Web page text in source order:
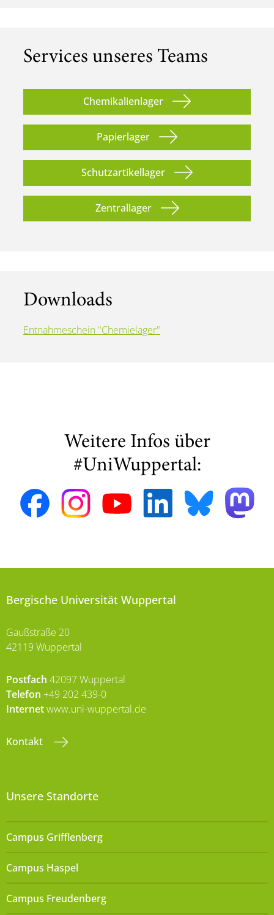
Services unseres Teams
Chemikalienlager
Papierlager
Schutzartikellager
Zentrallager
Downloads
Entnahmeschein "Chemielager"
Weitere Infos über
#UniWuppertal:
Bergische Universität Wuppertal
Gaußstraße 20
42119 Wuppertal
Postfach 42097 Wuppertal
Telefon +49 202 439-0
Internetwww.uni-wuppertal.de
Kontakt
Unsere Standorte
Campus Grifflenberg
Campus Haspel
Campus Freudenberg